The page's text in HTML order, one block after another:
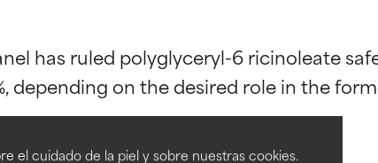
el cuidado de la piel y sobre nuestras cookies.
has ruled polyglyceryl-6 ricinoleate
reales para la piel. Su eficacia está demostrada y
los de la categoría excelente, suelen ser necesarios para
reales para la piel. Su eficacia está demostrada y
los de la categoría excelente, suelen ser necesarios para